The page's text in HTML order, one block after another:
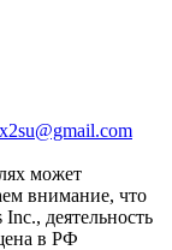
может
внимание, что
деятельность
в РФ